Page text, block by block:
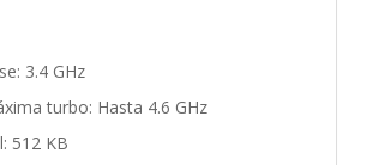
3.4 GHz
turbo: Hasta 4.6 GHz
512 KB